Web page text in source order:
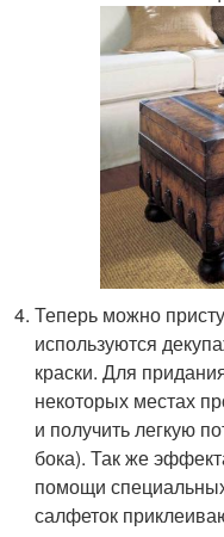
Теперь можно
используются
краски. Для
некоторых местах
и получить легкую
бока). Так же
помощи
салфеток